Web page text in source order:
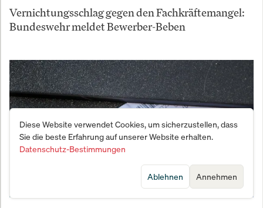
Vernichtungsschlag gegen den Fachkräftemangel:
Bundeswehr meldet Bewerber-Beben
Diese Website verwendet Cookies, um sicherzustellen, dass
Sie die beste Erfahrung auf unserer Website erhalten.
Datenschutz-Bestimmungen
Annehmen
Ablehnen